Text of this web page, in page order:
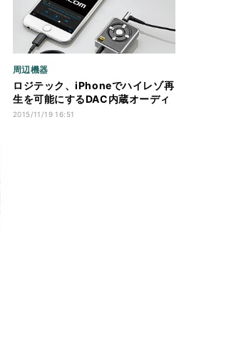
周辺機器
ロジテック、iPhoneでハイレゾ再
生を可能にするDAC内蔵オーディ
オアダプタ
2015/11/19 16:51